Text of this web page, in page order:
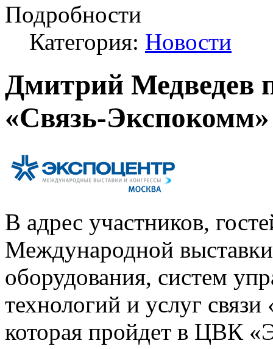
Подробности
Категория: Новости
Дмитрий Медведев
«Связь-Экспокомм»
В адрес участников,
Международной
оборудования, систем
технологий и услуг
которая пройдет в ЦВК